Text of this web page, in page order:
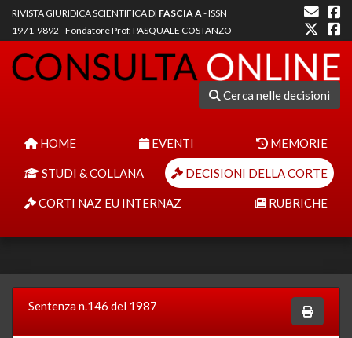
RIVISTA GIURIDICA SCIENTIFICA DI FASCIA A- ISSN
1971-9892 - Fondatore Prof. PASQUALE COSTANZO
Cerca nelle decisioni
HOME EVENTI MEMORIE
STUDI & COLLANA DECISIONI DELLA CORTE
CORTI NAZ EU INTERNAZ RUBRICHE
Sentenza n.146 del 1987